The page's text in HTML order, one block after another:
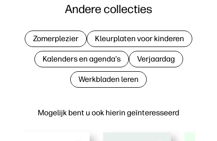
Mogelijk bent u ook hierin geïnteresseerd
Andere collecties
Zomerplezier Kleurplaten voor kinderen
Kalenders en agenda's Verjaardag
Werkbladen leren